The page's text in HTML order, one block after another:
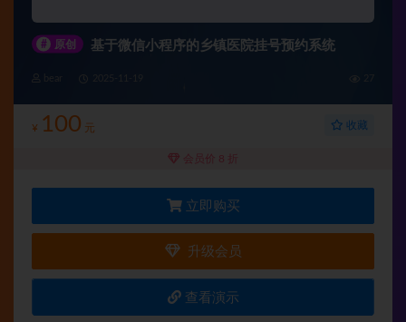
# 原创 基于微信小程序的乡镇医院挂号预约系统
¥ 100 元 收藏
会员价 8 折
立即购买
升级会员
查看演示